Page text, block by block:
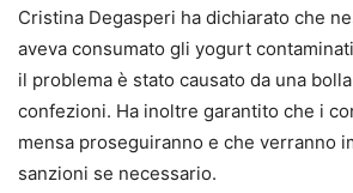
Cristina Degasperi ha dichiarato che
aveva consumato gli yogurt
il problema è stato causato da una
confezioni. Ha inoltre garantito che i
mensa proseguiranno e che verranno
sanzioni se necessario.